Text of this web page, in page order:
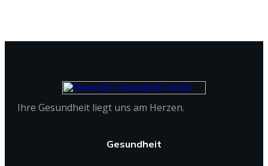
Ihre Gesundheit liegt uns am Herzen.
Gesundheit